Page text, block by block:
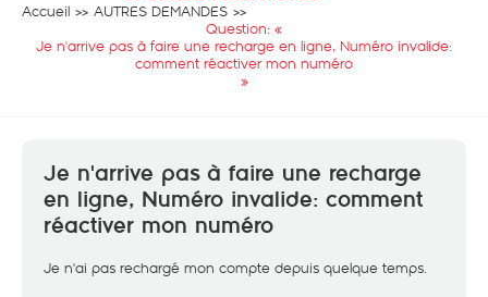
Accueil
AUTRES DEMANDES
Question: «
Je n'arrive pas à faire une recharge en ligne, Numéro invalide:
comment réactiver mon numéro
»
Je n'arrive pas à faire une recharge
en ligne, Numéro invalide: comment
réactiver mon numéro
Je n'ai pas rechargé mon compte depuis quelque temps.